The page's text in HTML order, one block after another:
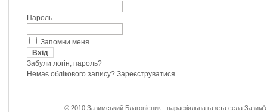
Пароль
Запомни меня
Забули логін, пароль?
Немає облікового запису? Зареєструватися
© 2010 Зазимський Благовісник - парафіяльна газета села